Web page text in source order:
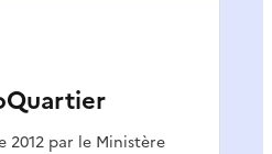
2012 par le Ministère